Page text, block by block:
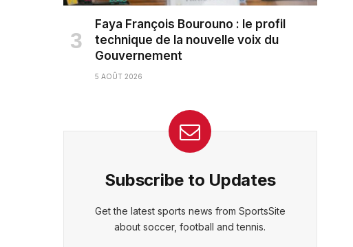
Faya François Bourouno : le profil
technique de la nouvelle voix du
Gouvernement
5 AOÛT 2026
Subscribe to Updates
Get the latest sports news from SportsSite
about soccer, football and tennis.